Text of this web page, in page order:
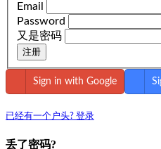
Email
Password
又是密码
注册
Sign in with Google
已经有一个户头? 登录
丢了密码?